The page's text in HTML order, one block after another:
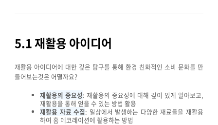
5.1 재활용 아이디어
재활용 아이디어에 대한 깊은 탐구를 통해 환경 친화적인 소비 문화를 만
들어보는것은 어떨까요?
재활용의 중요성: 재활용의 중요성에 대해 깊이 있게 알아보고,
재활용을 통해 얻을 수 있는 방법 활용
재활용 자료 수집: 일상에서 발생하는 다양한 재료들을 재활용
하여 홈 데코레이션에 활용하는 방법